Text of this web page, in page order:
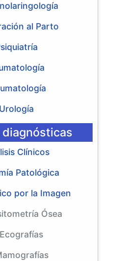
al Parto
diagnósticas
Clínicos
Patológica
por la Imagen
Ósea